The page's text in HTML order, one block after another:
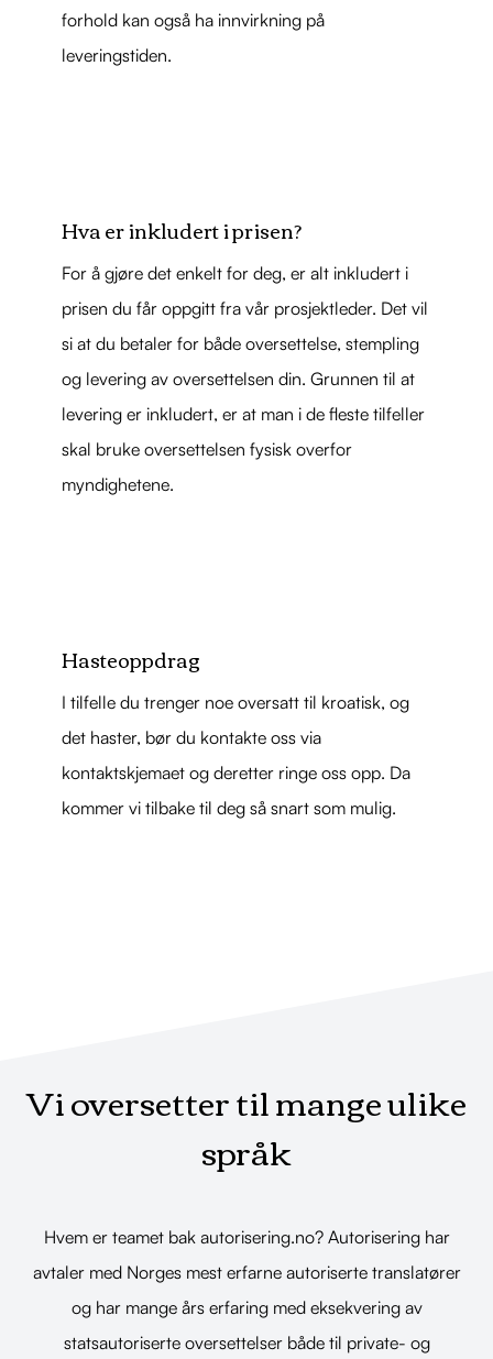
forhold kan også ha innvirkning på
leveringstiden.
Hva er inkludert i prisen?
For å gjøre det enkelt for deg, er alt inkludert i
prisen du får oppgitt fra vår prosjektleder. Det vil
si at du betaler for både oversettelse, stempling
og levering av oversettelsen din. Grunnen til at
levering er inkludert, er at man i de fleste tilfeller
skal bruke oversettelsen fysisk overfor
myndighetene.
Hasteoppdrag
I tilfelle du trenger noe oversatt til kroatisk, og
det haster, bør du kontakte oss via
kontaktskjemaet og deretter ringe oss opp. Da
kommer vi tilbake til deg så snart som mulig.
Vi oversetter til mange ulike
språk
Hvem er teamet bak autorisering.no? Autorisering har
avtaler med Norges mest erfarne autoriserte translatører
og har mange års erfaring med eksekvering av
statsautoriserte oversettelser både til private- og